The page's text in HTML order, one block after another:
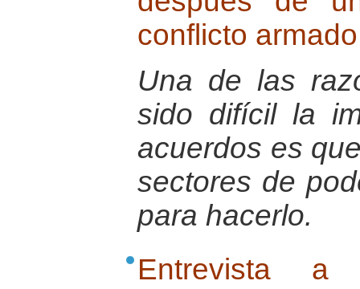
conflicto armado
Una de las
sido difícil la
acuerdos es
sectores de
para hacerlo.
Entrevista